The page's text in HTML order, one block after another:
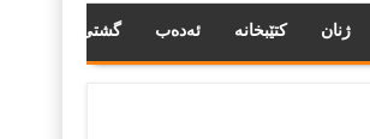
گشتی ئەدەب کتێبخانە ژنان